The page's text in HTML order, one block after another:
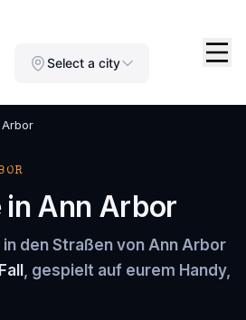
Select a city
in Ann Arbor
den Straßen von Ann Arbor
, gespielt auf eurem Handy,